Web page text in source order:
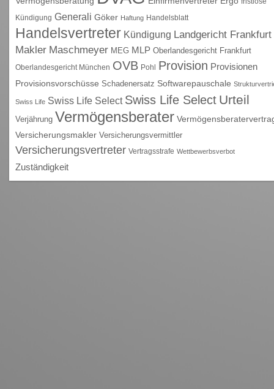
Kündigung Generali Göker Haftung Handelsblatt
Handelsvertreter Kündigung Landgericht Frankfurt
Makler Maschmeyer MEG MLP Oberlandesgericht Frankfurt
Oberlandesgericht München OVB Pohl Provision Provisionen
Provisionsvorschüsse Schadenersatz Softwarepauschale
Swiss Life Swiss Life Select Swiss Life Select Urteil
Verjährung Vermögensberater
Versicherungsmakler Versicherungsvermittler
Versicherungsvertreter Vertragsstrafe Wettbewerbsverbot
Zuständigkeit